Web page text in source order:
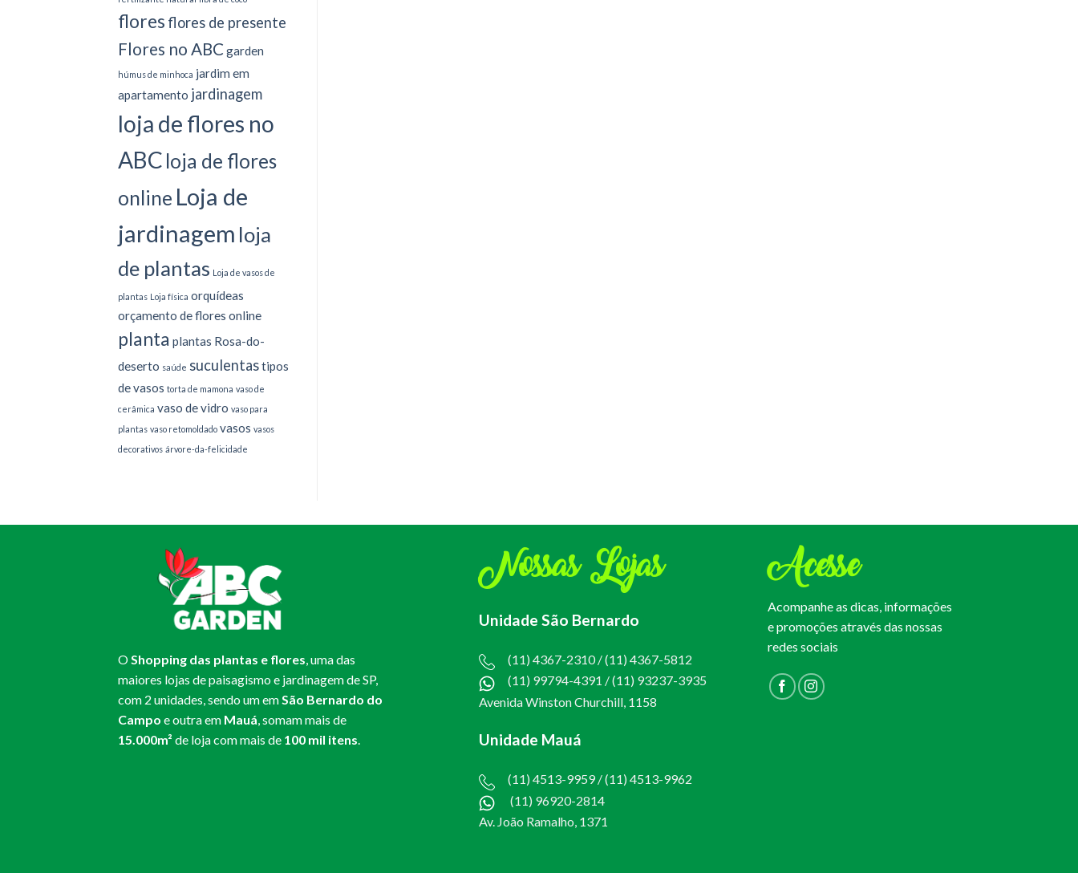
flores flores de presente
Flores no ABC garden
húmus de minhoca jardim em
apartamento jardinagem
loja de flores no
ABC loja de flores
online Loja de
jardinagem loja
de plantas Loja de vasos de
plantas Loja física orquídeas
orçamento de flores online
planta plantas Rosa-do-
deserto saúde suculentastipos
de vasos torta de mamona vaso de
cerâmica vaso de vidro vaso para
plantas vaso retomoldado vasos vasos
decorativos árvore-da-felicidade
OShopping das plantas e flores, uma das
maiores lojas de paisagismo e jardinagem de SP,
com 2 unidades, sendo um emSão Bernardo do
Campo e outra em Mauá, somam mais de
15.000m² de loja com mais de 100 mil itens.
Nossas Lojas
Unidade São Bernardo
(11) 4367-2310 / (11) 4367-5812
(11) 99794-4391 /(11) 93237-3935
Avenida Winston Churchill, 1158
Unidade Mauá
(11) 4513-9959 / (11) 4513-9962
(11) 96920-2814
Av. João Ramalho, 1371
Acesse
Acompanhe as dicas, informações
e promoções através das nossas
redes sociais